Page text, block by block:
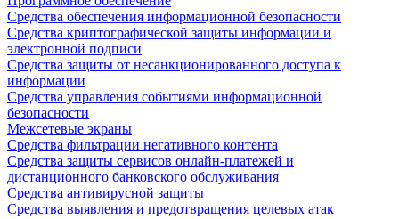
Средства обеспечения информационной безопасности
Средства криптографической защиты информации и
электронной подписи
Средства защиты от несанкционированного доступа к
информации
Средства управления событиями информационной
безопасности
Межсетевые экраны
Средства фильтрации негативного контента
Средства защиты сервисов онлайн-платежей и
дистанционного банковского обслуживания
Средства антивирусной защиты
Средства выявления и предотвращения целевых атак